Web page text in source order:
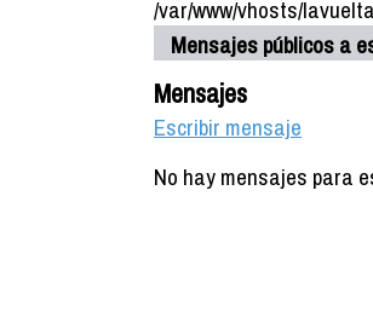
/var/www/vhosts/
Mensajes públicos a
Mensajes
Escribir mensaje
No hay mensajes para